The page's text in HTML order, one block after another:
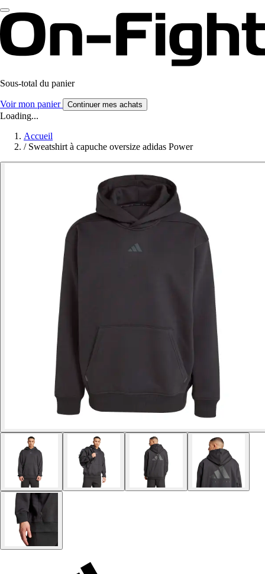
Sous-total du panier
Voir mon panier Continuer mes achats
Loading...
Accueil
/ Sweatshirt à capuche oversize adidas Power